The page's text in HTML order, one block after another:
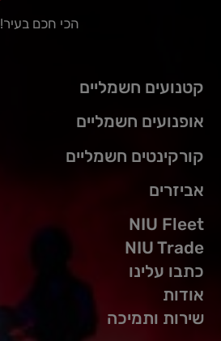
הכי חכם בעיר!
קטנועים חשמליים
אופנועים חשמליים
קורקינטים חשמליים
אביזרים
NIU Fleet
NIU Trade
כתבו עלינו
אודות
שירות ותמיכה